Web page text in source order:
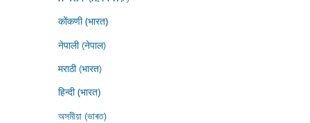
कोंकणी (भारत)
नेपाली (नेपाल)
मराठी (भारत)
हिन्दी (भारत)
অসমীয়া (ভাৰত)